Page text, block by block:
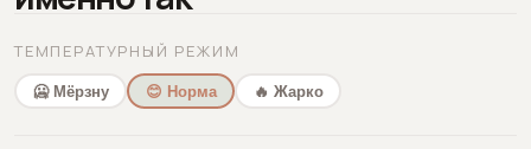
ТЕМПЕРАТУРНЫЙ РЕЖИМ
🥶 Мёрзну 😊 Норма 🔥 Жарко